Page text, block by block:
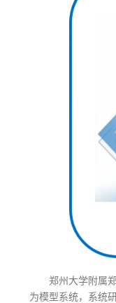
郑州大学附属
为模型系统，系统